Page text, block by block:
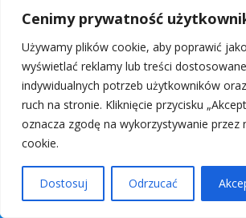
Cenimy prywatność
Używamy plików cookie, aby poprawić
wyświetlać reklamy lub treści
indywidualnych potrzeb użytkowników
ruch na stronie. Kliknięcie przycisku
oznacza zgodę na wykorzystywanie przez
cookie.
Dostosuj Odrzucać